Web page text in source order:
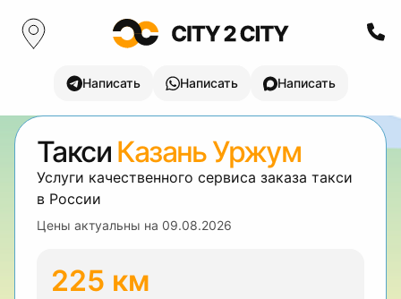
Написать Написать Написать
Такси Казань Уржум
Услуги качественного сервиса заказа такси
в России
Цены актуальны на 09.08.2026
225 км